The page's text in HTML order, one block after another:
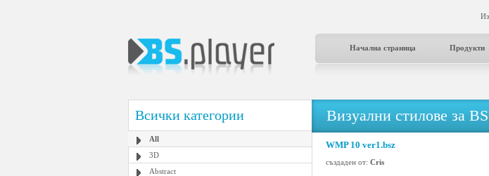
Начална страница Продукти
Всички категории
All
3D
Abstract
Визуални стилове за
WMP 10 ver1.bsz
създаден от: Cris